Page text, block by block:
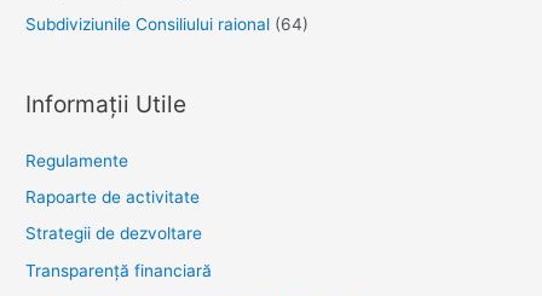
Subdiviziunile Consiliului raional (64)
Informații Utile
Regulamente
Rapoarte de activitate
Strategii de dezvoltare
Transparenţă financiară